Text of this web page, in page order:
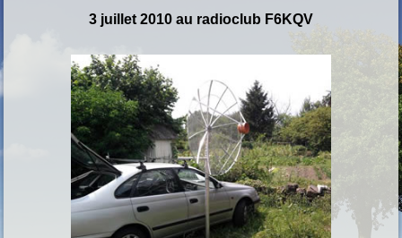
3 juillet 2010 au radioclub F6KQV